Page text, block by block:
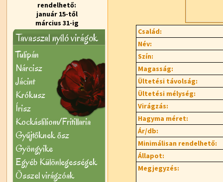
rendelhető:
január 15-től
március 31-ig
Tavasszal nyíló virágok
Tulipán
Nárcisz
Jácint
Krókusz
Írisz
Kockásliliom/Fritillaria
Gyűjtőknek ősz
Gyöngyike
Egyéb Különlegességek
Õsszel virágzóak
Család:
Név:
Szín:
Magasság:
Ültetési távolság:
Ültetési mélység:
Virágzás:
Hagyma méret:
Ár/db:
Minimálisan rendelhető:
Állapot:
Megjegyzés: